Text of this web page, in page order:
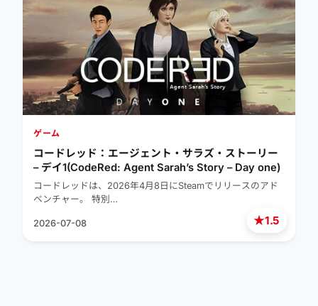
★1.5
ゲーム
コードレッド：エージェント・サラズ・ストーリー
– デイ1(CodeRed: Agent Sarah’s Story – Day one)
コードレッドは、2026年4月8日にSteamでリリースのアド
ベンチャー。 特別…
2026-07-08